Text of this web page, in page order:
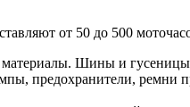
от 50 до 500
Шины и
предохранители, ремни